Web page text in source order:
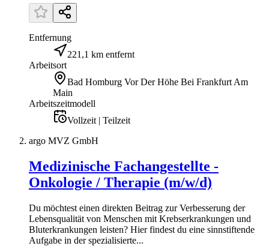
Entfernung
221,1 km entfernt
Arbeitsort
Bad Homburg Vor Der Höhe Bei Frankfurt Am
Main
Arbeitszeitmodell
Vollzeit | Teilzeit
argo MVZ GmbH
Medizinische Fachangestellte -
Onkologie / Therapie (m/w/d)
Du möchtest einen direkten Beitrag zur Verbesserung der
Lebensqualität von Menschen mit Krebserkrankungen und
Bluterkrankungen leisten? Hier findest du eine sinnstiftende
Aufgabe in der spezialisierte...